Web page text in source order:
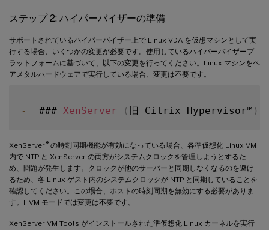
ステップ 2: ハイパーバイザーの準備
サポートされているハイパーバイザー上で Linux VDA を仮想マシンとして実
行する場合、いくつかの変更が必要です。使用しているハイパーバイザープ
ラットフォームに基づいて、以下の変更を行ってください。Linux マシンをベ
アメタルハードウェアで実行している場合、変更は不要です。
-
  ###
XenServer ( 旧 Citrix Hypervisor™ )
XenServer ®の時刻同期機能が有効になっている場合、各準仮想化 Linux VM
内で NTP と XenServer の両方がシステムクロックを管理しようとするた
め、問題が発生します。クロックが他のサーバーと同期しなくなるのを避け
るため、各 Linux ゲスト内のシステムクロックが NTP と同期していることを
確認してください。この場合、ホストの時刻同期を無効にする必要がありま
す。HVM モードでは変更は不要です。
XenServer VM Tools がインストールされた準仮想化 Linux カーネルを実行